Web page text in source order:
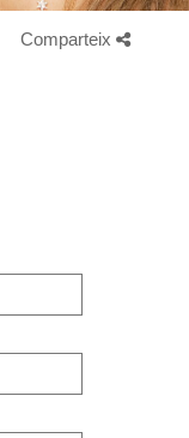
Comparteix